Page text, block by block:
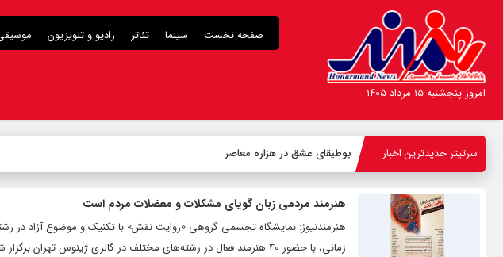
صفحه نخست سینما تئاتر رادیو و تلویزیون
امروز پنجشنبه ۱۵ مرداد ۱۴۰۵
سرتیتر جدیدترین اخبار بوطیقای عشق در هزاره معاصر
هنرمند مردمی زبان گویای مشکلات و معضلات مردم است
هنرمندنیوز: نمایشگاه تجسمی گروهی «روایت نقش» با تکنیک و موضوع آزاد در
زمانی، با حضور 40 هنرمند فعال در رشته‌های مختلف در گالری ژینوس